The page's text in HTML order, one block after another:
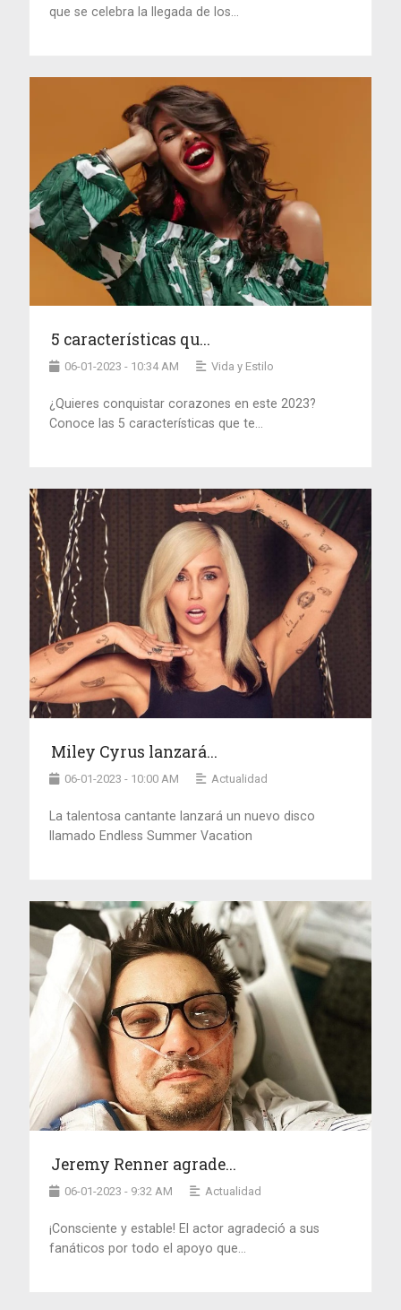
que se celebra la llegada de los...
5 características qu...
06-01-2023 - 10:34 AM Vida y Estilo
¿Quieres conquistar corazones en este 2023?
Conoce las 5 características que te...
Miley Cyrus lanzará...
06-01-2023 - 10:00 AM Actualidad
La talentosa cantante lanzará un nuevo disco
llamado Endless Summer Vacation
Jeremy Renner agrade...
06-01-2023 - 9:32 AM Actualidad
¡Consciente y estable! El actor agradeció a sus
fanáticos por todo el apoyo que...